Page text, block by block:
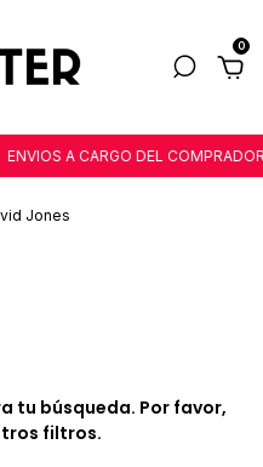
0
ENVIOS A CARGO DEL COMPRADOR
Jones
tu búsqueda. Por favor,
filtros.